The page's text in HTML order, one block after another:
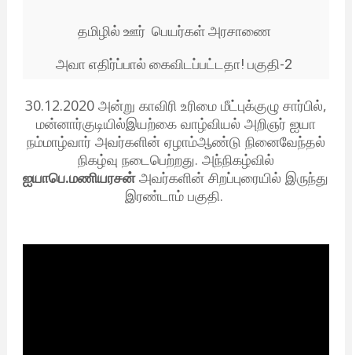
தமிழில் ஊர் பெயர்கள் அரசாணை
அவா எதிர்ப்பால் கைவிடப்பட்டதா! பகுதி-2
30.12.2020 அன்று காவிரி உரிமை மீட்புக்குழு சார்பில்,
மன்னார்குடியில்இயற்கை வாழ்வியல் அறிஞர் ஐயா
நம்மாழ்வார் அவர்களின் ஏழாம்ஆண்டு நினைவேந்தல்
நிகழ்வு நடைபெற்றது. அந்நிகழ்வில்
ஐயாபெ.மணியரசன்அவர்களின் சிறப்புரையில் இருந்து
இரண்டாம் பகுதி.